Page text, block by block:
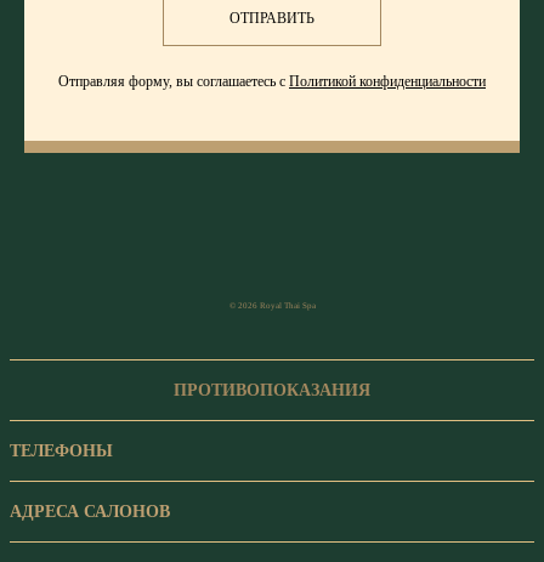
ОТПРАВИТЬ
Отправляя форму, вы соглашаетесь с Политикой конфиденциальности
© 2026 Royal Thai Spa
ПРОТИВОПОКАЗАНИЯ
ТЕЛЕФОНЫ
АДРЕСА САЛОНОВ